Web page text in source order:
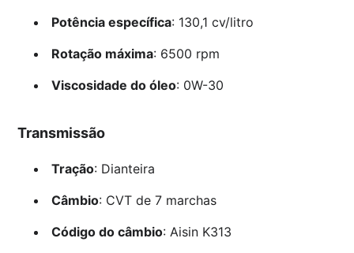
Potência específica: 130,1 cv/litro
Rotação máxima: 6500 rpm
Viscosidade do óleo: 0W-30
Transmissão
Tração: Dianteira
Câmbio: CVT de 7 marchas
Código do câmbio: Aisin K313